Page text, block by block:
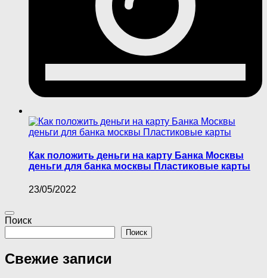
Как положить деньги на карту Банка Москвы
деньги для банка москвы Пластиковые карты
23/05/2022
Поиск
Поиск
Свежие записи